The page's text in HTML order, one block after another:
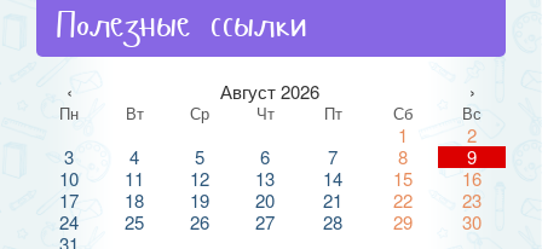
Полезные ссылки
‹ Август 2026 ›
Пн Вт Ср Чт Пт Сб Вс
1
2
3
4 5 6 7 8
9
10
11 12 13 14 15
16
17
18 19 20 21 22
23
24
25 26 27 28 29
30
31